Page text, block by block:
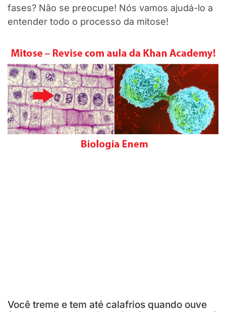
fases? Não se preocupe! Nós vamos ajudá-lo a
entender todo o processo da mitose!
Você treme e tem até calafrios quando ouve